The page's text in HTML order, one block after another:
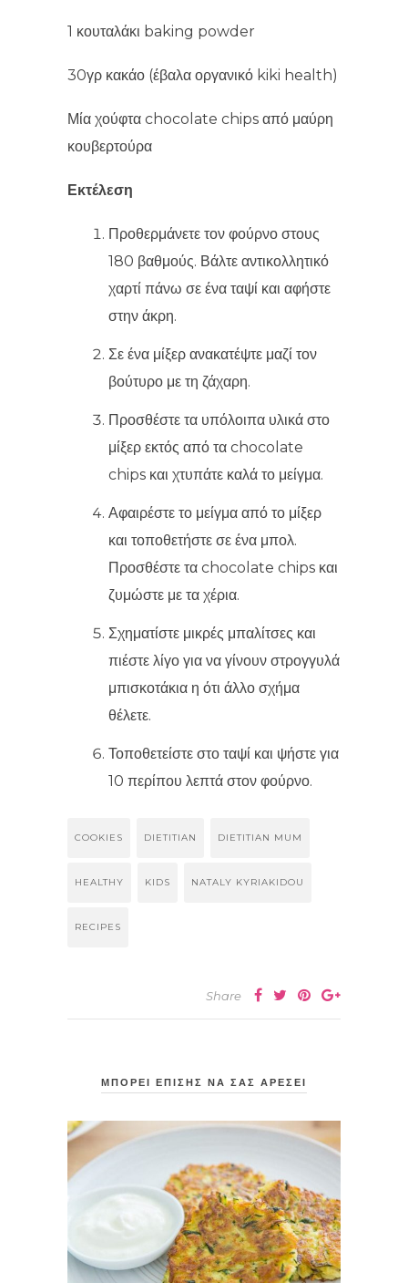
1 κουταλάκι baking powder
30γρ κακάο (έβαλα οργανικό kiki health)
Μία χούφτα chocolate chips από μαύρη
κουβερτούρα
Εκτέλεση
Προθερμάνετε τον φούρνο στους
180 βαθμούς. Βάλτε αντικολλητικό
χαρτί πάνω σε ένα ταψί και αφήστε
στην άκρη.
Σε ένα μίξερ ανακατέψτε μαζί τον
βούτυρο με τη ζάχαρη.
Προσθέστε τα υπόλοιπα υλικά στο
μίξερ εκτός από τα chocolate
chips και χτυπάτε καλά το μείγμα.
Αφαιρέστε το μείγμα από το μίξερ
και τοποθετήστε σε ένα μπολ.
Προσθέστε τα chocolate chips και
ζυμώστε με τα χέρια.
Σχηματίστε μικρές μπαλίτσες και
πιέστε λίγο για να γίνουν στρογγυλά
μπισκοτάκια η ότι άλλο σχήμα
θέλετε.
Τοποθετείστε στο ταψί και ψήστε για
10 περίπου λεπτά στον φούρνο.
COOKIES DIETITIAN DIETITIAN MUM
HEALTHY KIDS NATALY KYRIAKIDOU
RECIPES
Share
ΜΠΟΡΕΙ ΕΠΙΣΗΣ ΝΑ ΣΑΣ ΑΡΕΣΕΙ